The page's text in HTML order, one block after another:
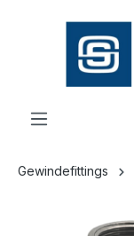
springen
Gewindefittings